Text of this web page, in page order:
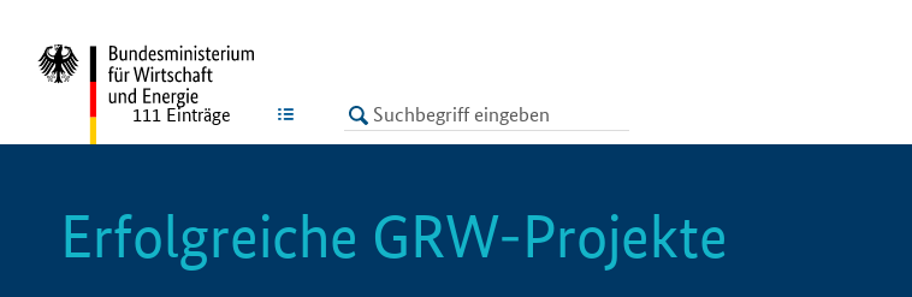
LISTE
111 Einträge
Erfolgreiche GRW-Projekte